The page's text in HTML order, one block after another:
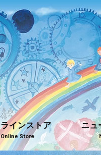
インストア
Online Store
ニュ